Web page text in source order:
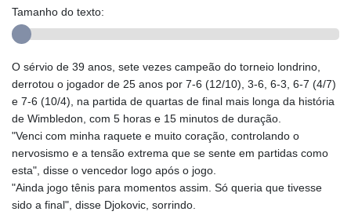
Tamanho do texto:
O sérvio de 39 anos, sete vezes campeão do torneio londrino,
derrotou o jogador de 25 anos por 7-6 (12/10), 3-6, 6-3, 6-7 (4/7)
e 7-6 (10/4), na partida de quartas de final mais longa da história
de Wimbledon, com 5 horas e 15 minutos de duração.
"Venci com minha raquete e muito coração, controlando o
nervosismo e a tensão extrema que se sente em partidas como
esta", disse o vencedor logo após o jogo.
"Ainda jogo tênis para momentos assim. Só queria que tivesse
sido a final", disse Djokovic, sorrindo.